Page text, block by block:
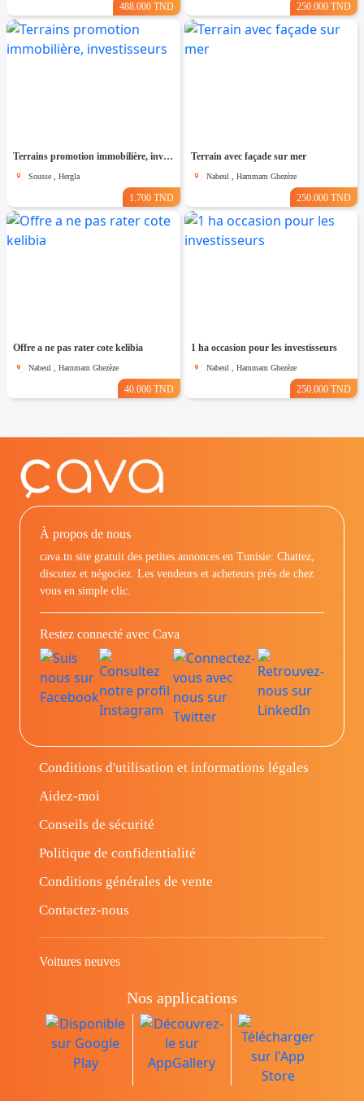
488.000 TND 250.000 TND
Terrains promotion immobilière, investisseurs
Sousse , Hergla
1.700 TND
Terrain avec façade sur mer
Nabeul , Hammam Ghezèze
250.000 TND
Offre a ne pas rater cote kelibia
Nabeul , Hammam Ghezèze
40.000 TND
1 ha occasion pour les investisseurs
Nabeul , Hammam Ghezèze
250.000 TND
À propos de nous
cava.tn site gratuit des petites annonces en Tunisie: Chattez,
discutez et négociez. Les vendeurs et acheteurs prés de chez
vous en simple clic.
Restez connecté avec Cava
Conditions d'utilisation et informations légales
Aidez-moi
Conseils de sécurité
Politique de confidentialité
Conditions générales de vente
Contactez-nous
Voitures neuves
Nos applications